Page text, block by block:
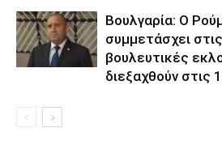
Βουλγαρία: Ο
συμμετάσχει
βουλευτικές
διεξαχθούν στις